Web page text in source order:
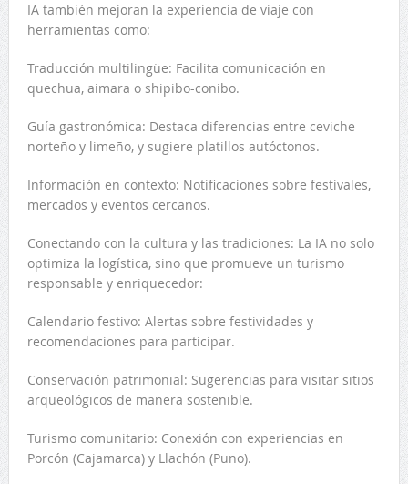
IA también mejoran la experiencia de viaje con
herramientas como:
Traducción multilingüe: Facilita comunicación en
quechua, aimara o shipibo-conibo.
Guía gastronómica: Destaca diferencias entre ceviche
norteño y limeño, y sugiere platillos autóctonos.
Información en contexto: Notificaciones sobre festivales,
mercados y eventos cercanos.
Conectando con la cultura y las tradiciones: La IA no solo
optimiza la logística, sino que promueve un turismo
responsable y enriquecedor:
Calendario festivo: Alertas sobre festividades y
recomendaciones para participar.
Conservación patrimonial: Sugerencias para visitar sitios
arqueológicos de manera sostenible.
Turismo comunitario: Conexión con experiencias en
Porcón (Cajamarca) y Llachón (Puno).